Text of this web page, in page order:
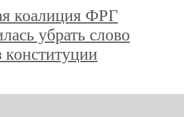
коалиция ФРГ
убрать слово
конституции